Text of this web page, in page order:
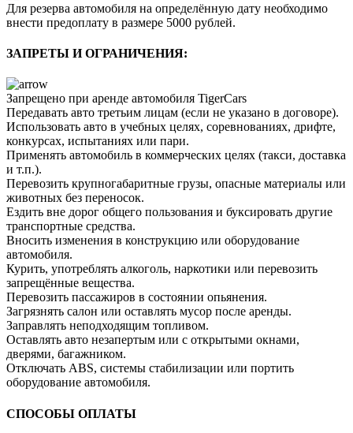
Для резерва автомобиля на определённую дату необходимо
внести предоплату в размере 5000 рублей.
ЗАПРЕТЫ И ОГРАНИЧЕНИЯ:
Запрещено при аренде автомобиля TigerCars
Передавать авто третьим лицам (если не указано в договоре).
Использовать авто в учебных целях, соревнованиях, дрифте,
конкурсах, испытаниях или пари.
Применять автомобиль в коммерческих целях (такси, доставка
и т.п.).
Перевозить крупногабаритные грузы, опасные материалы или
животных без переносок.
Ездить вне дорог общего пользования и буксировать другие
транспортные средства.
Вносить изменения в конструкцию или оборудование
автомобиля.
Курить, употреблять алкоголь, наркотики или перевозить
запрещённые вещества.
Перевозить пассажиров в состоянии опьянения.
Загрязнять салон или оставлять мусор после аренды.
Заправлять неподходящим топливом.
Оставлять авто незапертым или с открытыми окнами,
дверями, багажником.
Отключать ABS, системы стабилизации или портить
оборудование автомобиля.
СПОСОБЫ ОПЛАТЫ